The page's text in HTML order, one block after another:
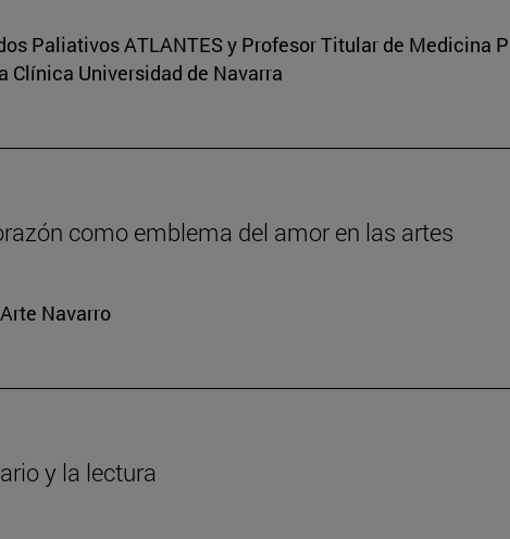
Paliativos ATLANTES y Profesor Titular de Medicina
Universidad de Navarra
como emblema del amor en las artes
Navarro
y la lectura